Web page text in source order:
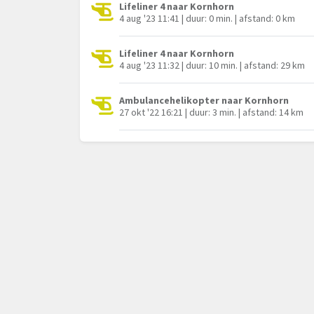
Lifeliner 4 naar Kornhorn
4 aug '23 11:41 | duur: 0 min. | afstand: 0 km
Lifeliner 4 naar Kornhorn
4 aug '23 11:32 | duur: 10 min. | afstand: 29 km
Ambulancehelikopter naar Kornhorn
27 okt '22 16:21 | duur: 3 min. | afstand: 14 km